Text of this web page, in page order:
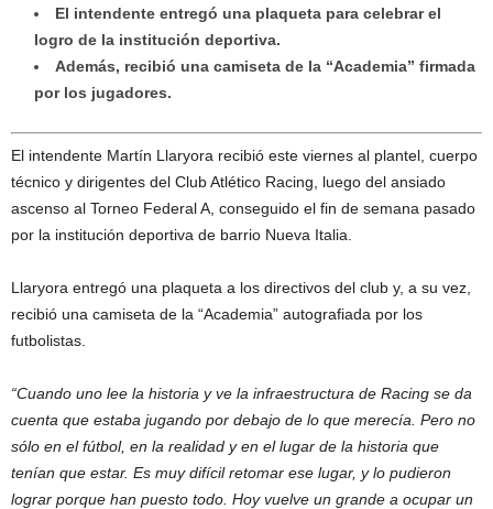
El intendente entregó una plaqueta para celebrar el
logro de la institución deportiva.
Además, recibió una camiseta de la “Academia” firmada
por los jugadores.
El intendente Martín Llaryora recibió este viernes al plantel, cuerpo
técnico y dirigentes del Club Atlético Racing, luego del ansiado
ascenso al Torneo Federal A, conseguido el fin de semana pasado
por la institución deportiva de barrio Nueva Italia.
Llaryora entregó una plaqueta a los directivos del club y, a su vez,
recibió una camiseta de la “Academia” autografiada por los
futbolistas.
“Cuando uno lee la historia y ve la infraestructura de Racing se da
cuenta que estaba jugando por debajo de lo que merecía. Pero no
sólo en el fútbol, en la realidad y en el lugar de la historia que
tenían que estar. Es muy difícil retomar ese lugar, y lo pudieron
lograr porque han puesto todo. Hoy vuelve un grande a ocupar un